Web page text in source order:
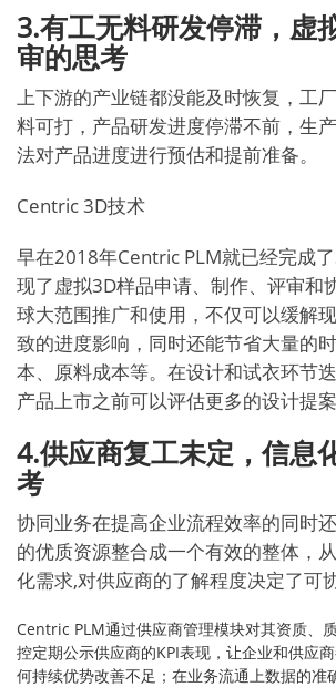
3.有工无料研发停滞，虚
审的思考
上下游的产业链都没能及时恢复，工
料可打，产品研发进度停滞不前，生
法对产品进度进行预估和提前准备。
Centric 3D技术
早在2018年Centric PLM就已经完成
现了虚拟3D样品申请、制作、评审和
球大范围推广和使用，不仅可以缓解
致的进度影响，同时还能节省大量的
本、原料成本等。在设计和试衣环节
产品上市之前可以评估更多的设计提案
4.供应商复工未定，信息
考
协同业务在提高企业流程效率的同时
的优质资源整合成一个有效的整体，
化需求,对供应商的了解程度决定了可
Centric PLM通过供应商管理模块对其资质、
控定期公示供应商的KPI表现，让企业和供应
何持续优势改善不足；在业务流通上数据的准